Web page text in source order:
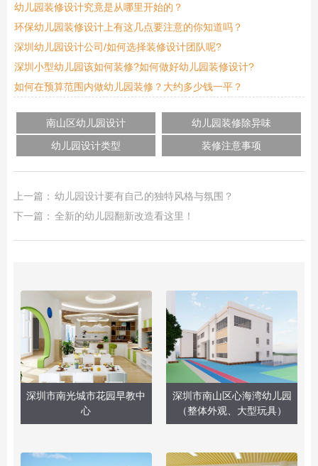
幼儿园装修设计究竟是从哪里开始的？
环保幼儿园装修设计上有这几点要注意的你知道吗？
深圳幼儿园设计公司/如何选择装修设计团队呢?
深圳小型幼儿园该如何装修?如何做好幼儿园装修设计?
如何在预算范围内做幼儿园装修？大约多少钱一平？
南山区幼儿园设计
幼儿园装修除异味
幼儿园设计类型
装修注意事项
上一篇： 幼儿园设计要有自己的独特风格与氛围？
下一篇： 全新的幼儿园翻新改造看这里！
深圳市南光城市花园早教中
心
深圳市南山区心海湾幼儿园
（整体外观、大型玩具）